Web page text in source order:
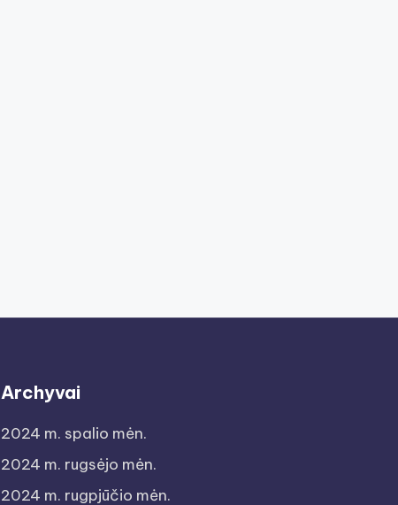
Archyvai
2024 m. spalio mėn.
2024 m. rugsėjo mėn.
2024 m. rugpjūčio mėn.